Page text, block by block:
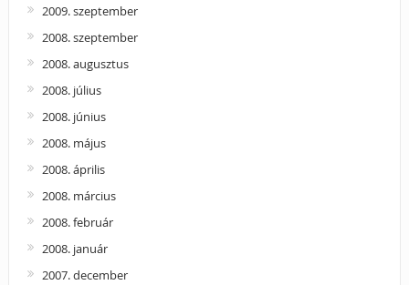
2009. szeptember
2008. szeptember
2008. augusztus
2008. július
2008. június
2008. május
2008. április
2008. március
2008. február
2008. január
2007. december